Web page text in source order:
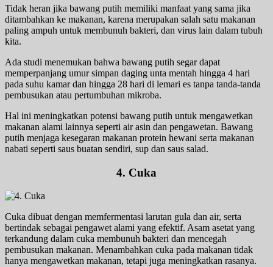
Tidak heran jika bawang putih memiliki manfaat yang sama jika
ditambahkan ke makanan, karena merupakan salah satu makanan
paling ampuh untuk membunuh bakteri, dan virus lain dalam tubuh
kita.
Ada studi menemukan bahwa bawang putih segar dapat
memperpanjang umur simpan daging unta mentah hingga 4 hari
pada suhu kamar dan hingga 28 hari di lemari es tanpa tanda-tanda
pembusukan atau pertumbuhan mikroba.
Hal ini meningkatkan potensi bawang putih untuk mengawetkan
makanan alami lainnya seperti air asin dan pengawetan. Bawang
putih menjaga kesegaran makanan protein hewani serta makanan
nabati seperti saus buatan sendiri, sup dan saus salad.
4. Cuka
Cuka dibuat dengan memfermentasi larutan gula dan air, serta
bertindak sebagai pengawet alami yang efektif. Asam asetat yang
terkandung dalam cuka membunuh bakteri dan mencegah
pembusukan makanan. Menambahkan cuka pada makanan tidak
hanya mengawetkan makanan, tetapi juga meningkatkan rasanya.